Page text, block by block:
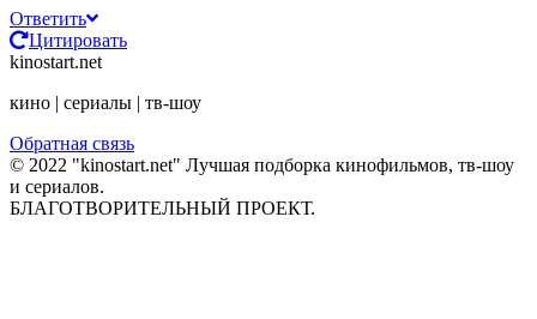
Ответить
Цитировать
kinostart.net
кино | сериалы | тв-шоу
Обратная связь
© 2022 "kinostart.net" Лучшая подборка кинофильмов, тв-шоу
и сериалов.
БЛАГОТВОРИТЕЛЬНЫЙ ПРОЕКТ.